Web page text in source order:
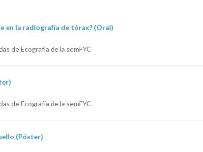
en la radiografía de tórax? (Oral)
de Ecografía de la semFYC
de Ecografía de la semFYC
(Póster)